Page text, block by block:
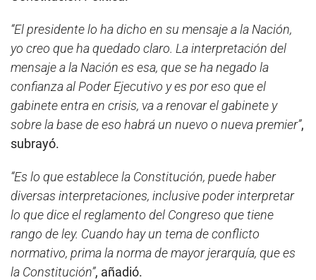
“El presidente lo ha dicho en su mensaje a la Nación,
yo creo que ha quedado claro. La interpretación del
mensaje a la Nación es esa, que se ha negado la
confianza al Poder Ejecutivo y es por eso que el
gabinete entra en crisis, va a renovar el gabinete y
sobre la base de eso habrá un nuevo o nueva premier”,
subrayó.
“Es lo que establece la Constitución, puede haber
diversas interpretaciones, inclusive poder interpretar
lo que dice el reglamento del Congreso que tiene
rango de ley. Cuando hay un tema de conflicto
normativo, prima la norma de mayor jerarquía, que es
la Constitución”, añadió.